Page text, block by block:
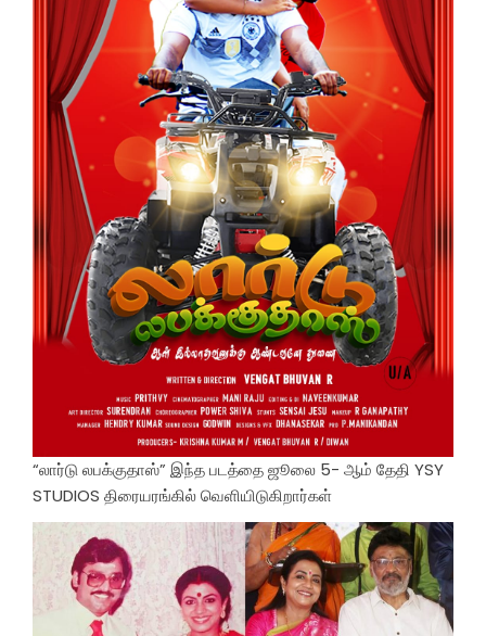
“லார்டு லபக்குதாஸ்” இந்த படத்தை ஜூலை 5- ஆம் தேதி YSY
STUDIOS திரையரங்கில் வெளியிடுகிறார்கள்